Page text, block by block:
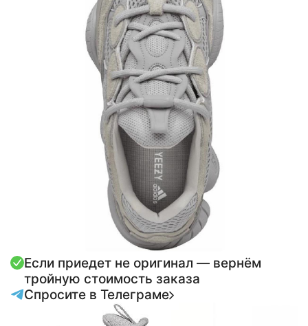
Если приедет не оригинал — вернём
тройную стоимость заказа
Спросите в Телеграме